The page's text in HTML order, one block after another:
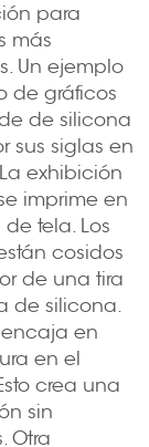
para
más
Un ejemplo
de gráficos
de silicona
sus siglas en
exhibición
imprime en
tela. Los
cosidos
de una tira
de silicona.
encaja en
en el
crea una
sin
Otra